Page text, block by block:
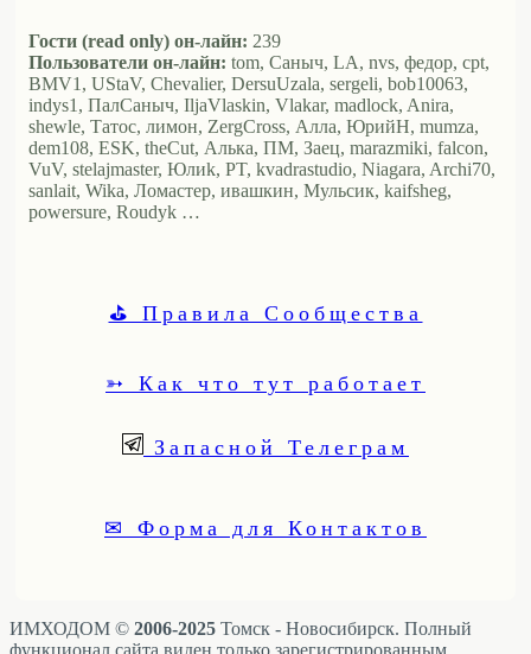
Гости (read only) он-лайн: 239
Пользователи он-лайн: tom, Саныч, LA, nvs, федор, cpt,
BMV1, UStaV, Chevalier, DersuUzala, sergeli, bob10063,
indys1, ПалСаныч, IljaVlaskin, Vlakar, madlock, Anira,
shewle, Татос, лимон, ZergCross, Алла, ЮрийН, mumza,
dem108, ESK, theCut, Алька, ПМ, Заец, marazmiki, falcon,
VuV, stelajmaster, Юлиk, PT, kvadrastudio, Niagara, Archi70,
sanlait, Wika, Ломастер, ивашкин, Мульсик, kaifsheg,
powersure, Roudyk …
⛳ Правила Сообщества
➳ Как что тут работает
Запасной Телеграм
✉ Форма для Контактов
ИМХОДОМ © 2006-2025 Томск - Новосибирск. Полный